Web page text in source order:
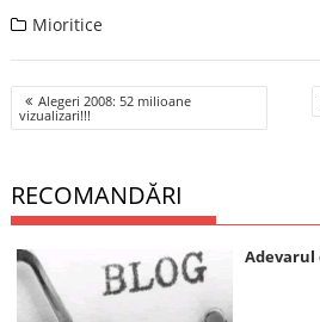
Mioritice
Post
navigation
Alegeri 2008: 52 milioane
vizualizari!!!
RECOMANDĂRI
Adevarul